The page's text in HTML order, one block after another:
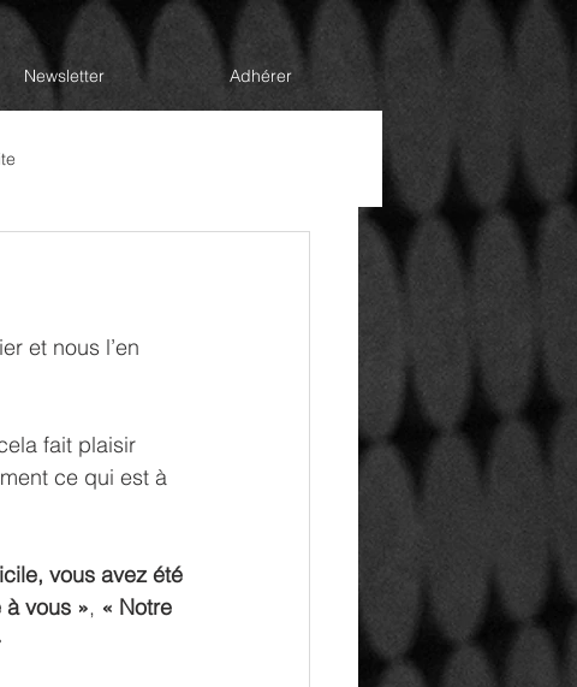
Newsletter Adhérer
et nous l’en
fait plaisir
ce qui est à
vous avez été
à vous », « Notre